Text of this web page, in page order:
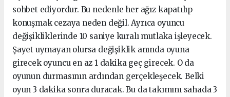
sohbet ediyordur. Bu nedenle her ağız kapatılıp
konuşmak cezaya neden değil. Ayrıca oyuncu
değişikliklerinde 10 saniye kuralı mutlaka işleyecek.
Şayet uymayan olursa değişiklik anında oyuna
girecek oyuncu en az 1 dakika geç girecek. O da
oyunun durmasının ardından gerçekleşecek. Belki
oyun 3 dakika sonra duracak. Bu da takımını sahada 3